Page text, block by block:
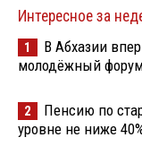
Интересное за
1
В Абхазии
молодёжный
2
Пенсию по
уровне не ниже